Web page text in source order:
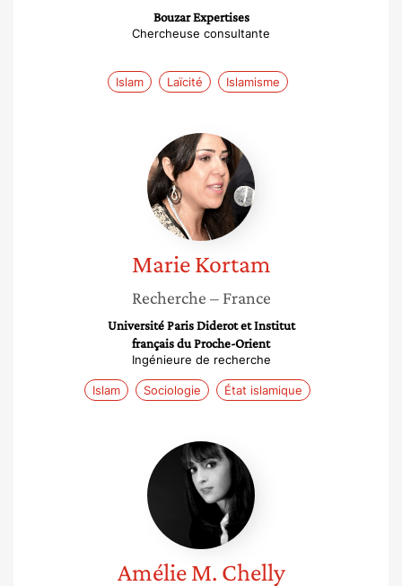
Bouzar Expertises
Chercheuse consultante
Islam Laïcité Islamisme
Marie
Kortam
Marie Kortam
Recherche – France
Université Paris Diderot et Institut
français du Proche-Orient
Ingénieure de recherche
Islam Sociologie État islamique
Amélie
M.
Chelly
Amélie M. Chelly